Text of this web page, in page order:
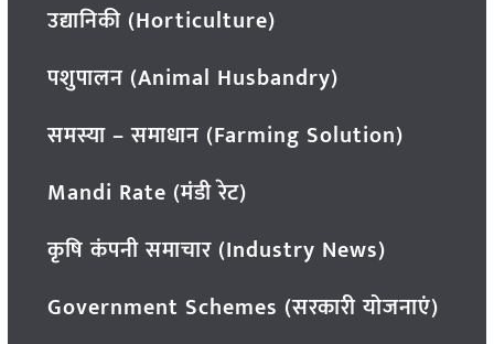
उद्यानिकी (Horticulture)
पशुपालन (Animal Husbandry)
समस्या – समाधान (Farming Solution)
Mandi Rate (मंडी रेट)
कृषि कंपनी समाचार (Industry News)
Government Schemes (सरकारी योजनाएं)